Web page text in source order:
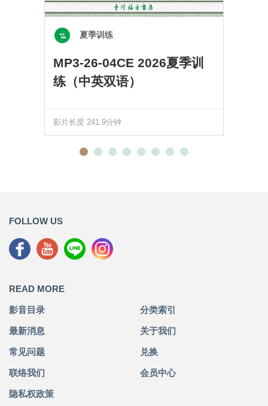
夏季训练
MP3-26-04CE 2026夏季训
练（中英双语）
影片长度 241.9分钟
FOLLOW US
READ MORE
影音目录 分类索引
最新消息 关于我们
常见问题 兑换
联络我们 会员中心
隐私权政策